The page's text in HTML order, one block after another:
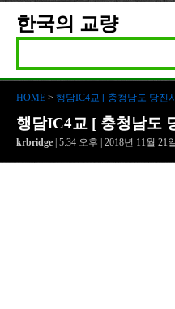
한국의 교량
HOME > 행담IC4교 [ 충청남도 당진
행담IC4교 [ 충청남도
krbridge | 5:34 오후 | 2018년 11월 21일